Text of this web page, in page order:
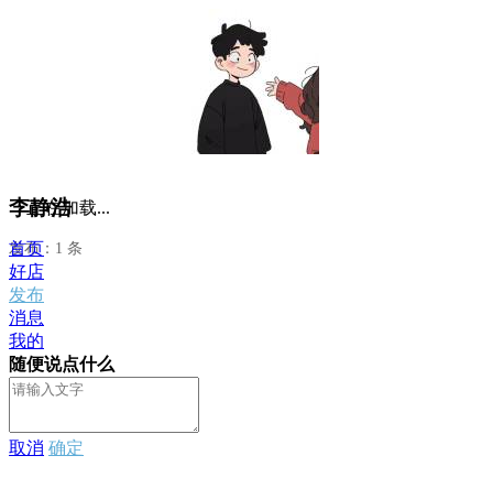
李静浩
发布：1 条
正在加载...
首页
好店
发布
消息
我的
随便说点什么
取消 确定